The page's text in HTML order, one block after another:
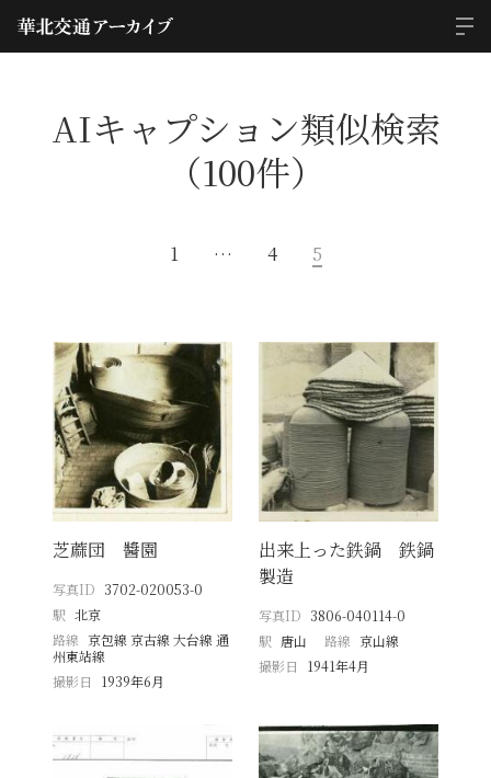
AIキャプション類似検索
（100件）
1 … 4 5
芝蔴団 醬園
写真ID 3702-020053-0
駅 北京
路線 京包線 京古線 大台線 通
州東站線
撮影日
1939年6月
出来上った鉄鍋 鉄鍋
製造
写真ID 3806-040114-0
駅 唐山 路線 京山線
撮影日
1941年4月